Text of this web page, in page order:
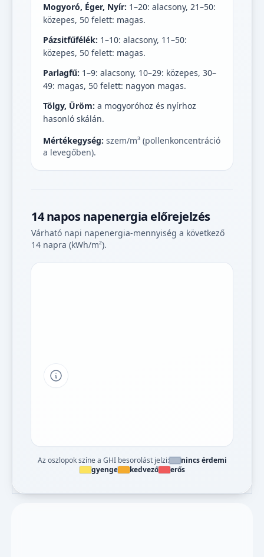
Mogyoró, Éger, Nyír: 1–20: alacsony, 21–50:
közepes, 50 felett: magas.
Pázsitfűfélék: 1–10: alacsony, 11–50:
közepes, 50 felett: magas.
Parlagfű: 1–9: alacsony, 10–29: közepes, 30–
49: magas, 50 felett: nagyon magas.
Tölgy, Üröm: a mogyoróhoz és nyírhoz
hasonló skálán.
Mértékegység: szem/m³ (pollenkoncentráció
a levegőben).
14 napos napenergia előrejelzés
Várható napi napenergia-mennyiség a következő
14 napra (kWh/m²).
Tipp a grafikon jelmagyarázatához
Az oszlopok színe a GHI besorolást jelzi:
nincs érdemi
gyenge
kedvező erős